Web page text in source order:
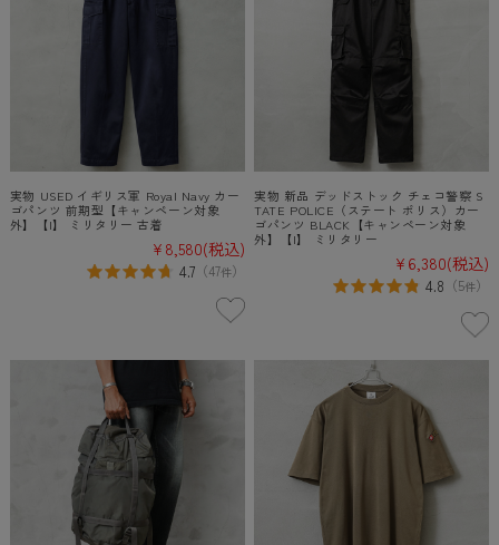
実物 USED イギリス軍 Royal Navy カー
ゴパンツ 前期型【キャンペーン対象
外】【I】 ミリタリー 古着
¥8,580(税込)
4.7（47件）
実物 新品 デッドストック チェコ警察 S
TATE POLICE（ステート ポリス）カー
ゴパンツ BLACK【キャンペーン対象
外】【I】 ミリタリー
¥6,380(税込)
4.8 （5件）